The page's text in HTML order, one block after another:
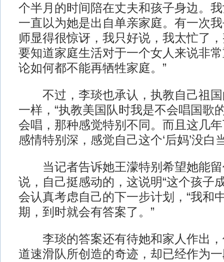
个半月的时间陪在丈夫和孩子身边。
一直以为她是出自单亲家庭。有一次
师显得很惊讶，我只好说，我太忙了
要知道家庭生活对于一个女人来说非
论如何都不能再牺牲家庭。”
不过，李琰也承认，执教自己祖国
一样，“执教美国队时我是不会唱国歌
会唱，那种感觉特别不同。而且这几
感情特别深，感觉自己这个‘后妈’没白
当记者告诉她王濛特别希望她能留
说，自己挺感动的，这说明“这个孩子
会认真考虑自己的下一步计划，“我和
期，到时就会有答案了。”
李琰的答案还有待她和家人作出，
道速滑队所创造的奇迹，却已经作为